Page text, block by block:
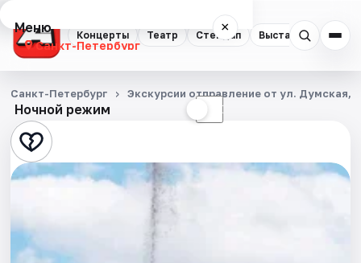
Концерты Театр Стендап Выставки
Меню ×
Санкт-Петербург
Концерты
Театр
Стендап
Квесты
Ночной режим ☾
Санкт-Петербург Экскурсии отправление от ул. Думская,